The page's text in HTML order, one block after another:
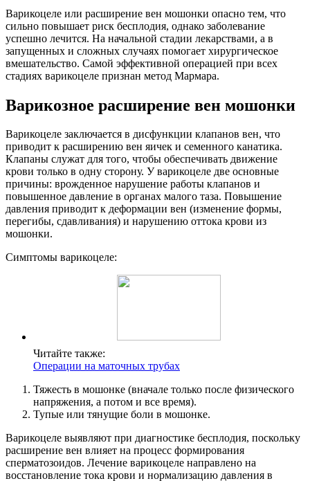
Варикоцеле или расширение вен мошонки опасно тем, что
сильно повышает риск бесплодия, однако заболевание
успешно лечится. На начальной стадии лекарствами, а в
запущенных и сложных случаях помогает хирургическое
вмешательство. Самой эффективной операцией при всех
стадиях варикоцеле признан метод Мармара.
Варикозное расширение вен мошонки
Варикоцеле заключается в дисфункции клапанов вен, что
приводит к расширению вен яичек и семенного канатика.
Клапаны служат для того, чтобы обеспечивать движение
крови только в одну сторону. У варикоцеле две основные
причины: врожденное нарушение работы клапанов и
повышенное давление в органах малого таза. Повышение
давления приводит к деформации вен (изменение формы,
перегибы, сдавливания) и нарушению оттока крови из
мошонки.
Симптомы варикоцеле:
Читайте также:
Операции на маточных трубах
Тяжесть в мошонке (вначале только после физического
напряжения, а потом и все время).
Тупые или тянущие боли в мошонке.
Варикоцеле выявляют при диагностике бесплодия, поскольку
расширение вен влияет на процесс формирования
сперматозоидов. Лечение варикоцеле направлено на
восстановление тока крови и нормализацию давления в